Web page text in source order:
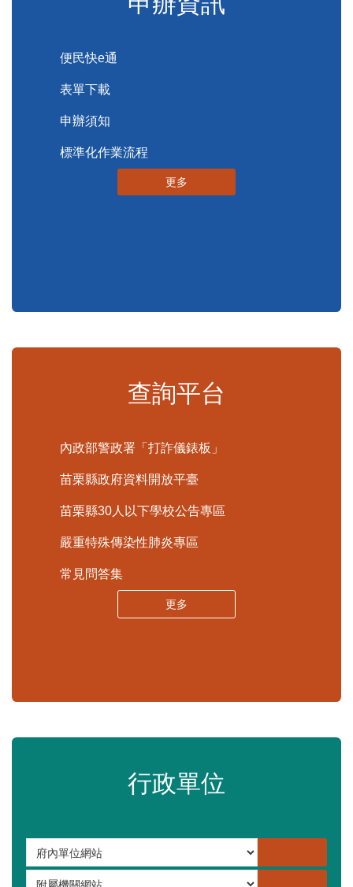
便民快e通
表單下載
申辦須知
標準化作業流程
更多
查詢平台
內政部警政署「打詐儀錶板」
苗栗縣政府資料開放平臺
苗栗縣30人以下學校公告專區
嚴重特殊傳染性肺炎專區
常見問答集
更多
行政單位